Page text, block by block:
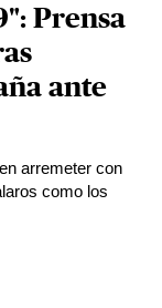
Prensa
ante
arremeter con
como los